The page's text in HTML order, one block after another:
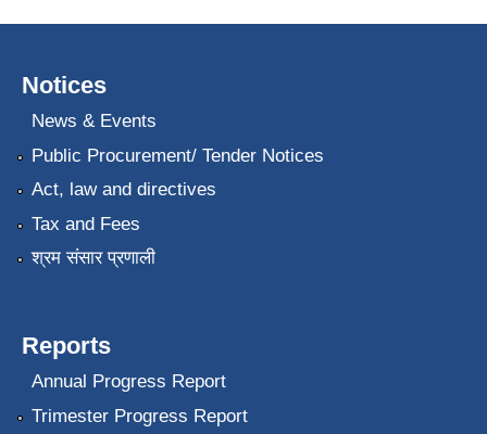
Notices
News & Events
Public Procurement/ Tender Notices
Act, law and directives
Tax and Fees
श्रम संसार प्रणाली
Reports
Annual Progress Report
Trimester Progress Report